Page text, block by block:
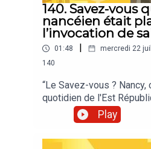
140. Savez-vous
nancéien était
l’invocation de
01:48 mercredi 22
140
“Le Savez-vous ?
quotidien de l'Est
et à tout ce que vous
raconté par Jean-Marie
articles réalisés par la
Play